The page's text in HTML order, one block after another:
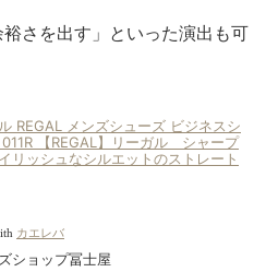
裕さを出す」といった演出も可
REGAL メンズシューズ ビジネスシ
011R 【REGAL】リーガル シャープ
リッシュなシルエットのストレート
カエレバ
ショップ冨士屋